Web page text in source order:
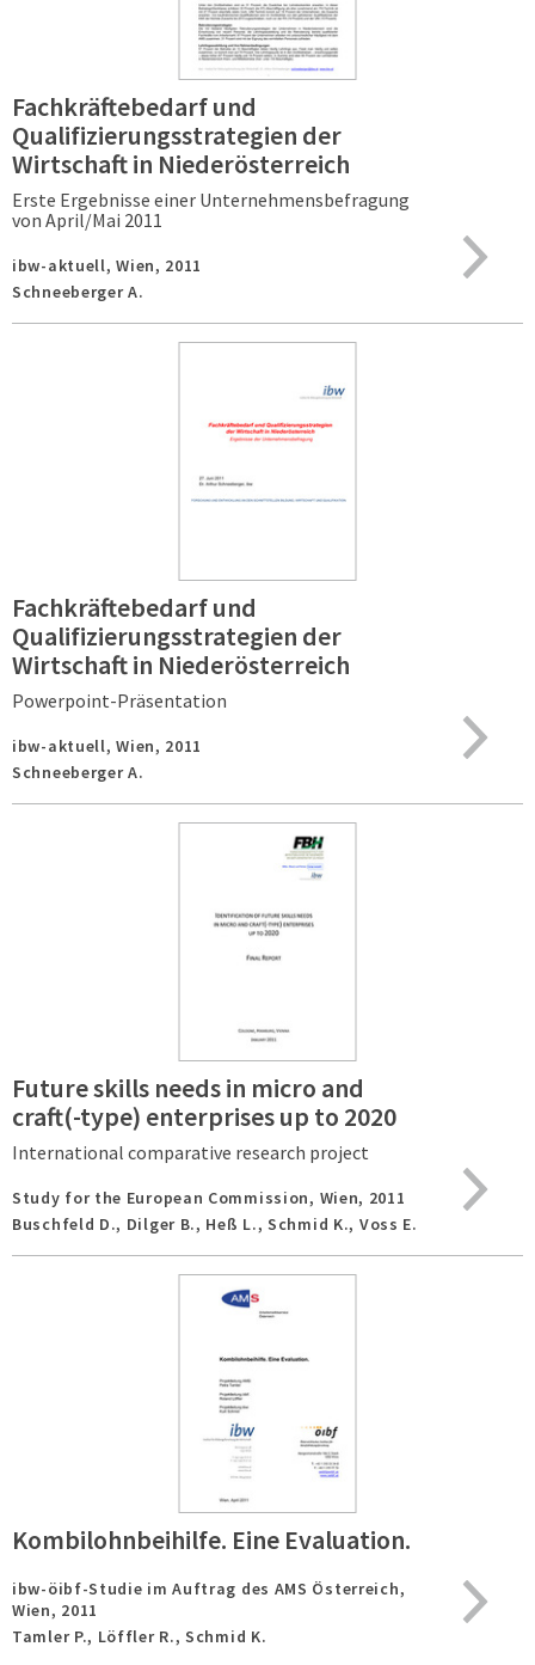
Fachkräftebedarf und
Qualifizierungsstrategien der
Wirtschaft in Niederösterreich
Erste Ergebnisse einer Unternehmensbefragung
von April/Mai 2011
ibw-aktuell,Wien, 2011
Schneeberger A.
Fachkräftebedarf und
Qualifizierungsstrategien der
Wirtschaft in Niederösterreich
Powerpoint-Präsentation
ibw-aktuell,Wien, 2011
Schneeberger A.
Future skills needs in micro and
craft(-type) enterprises up to 2020
International comparative research project
Study for the European Commission, Wien, 2011
Buschfeld D., Dilger B., Heß L., Schmid K., Voss E.
Kombilohnbeihilfe. Eine Evaluation.
ibw-öibf-Studie im Auftrag des AMS Österreich,
Wien, 2011
Tamler P., Löffler R., Schmid K.